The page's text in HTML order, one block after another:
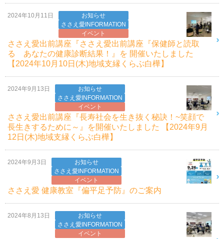
2024年10月11日
お知らせ
ささえ愛INFORMATION
イベント
ささえ愛出前講座『ささえ愛出前講座『保健師と読取
る あなたの健康診断結果！』を 開催いたしました
【2024年10月10日(木)地域支縁くらぶ白樺】
2024年9月13日
お知らせ
ささえ愛INFORMATION
イベント
ささえ愛出前講座『長寿社会を生き抜く秘訣！~笑顔で
長生きするために～』を開催いたしました 【2024年9月
12日(木)地域支縁くらぶ白樺】
2024年9月3日
お知らせ
ささえ愛INFORMATION
イベント
ささえ愛 健康教室『偏平足予防』のご案内
2024年8月13日
お知らせ
ささえ愛INFORMATION
イベント